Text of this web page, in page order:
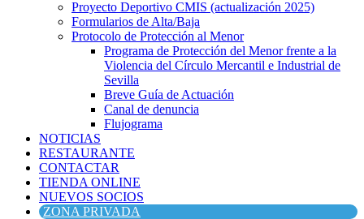
Proyecto Deportivo CMIS (actualización 2025)
Formularios de Alta/Baja
Protocolo de Protección al Menor
Programa de Protección del Menor frente a la
Violencia del Círculo Mercantil e Industrial de
Sevilla
Breve Guía de Actuación
Canal de denuncia
Flujograma
NOTICIAS
RESTAURANTE
CONTACTAR
TIENDA ONLINE
NUEVOS SOCIOS
ZONA PRIVADA